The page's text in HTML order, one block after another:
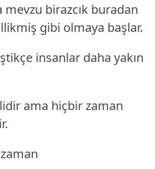
birazcık buradan
gibi olmaya başlar.
insanlar daha yakın
ama hiçbir zaman